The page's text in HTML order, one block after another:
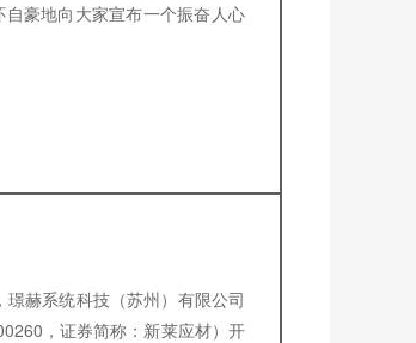
豪地向大家宣布一个振奋人心
赫系统科技（苏州）有限公司
，证券简称：新莱应材）开